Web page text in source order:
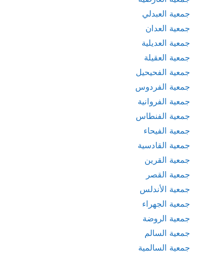
جمعية العبدلي
جمعية العدان
جمعية العديلية
جمعية العقيلة
جمعية الفحيحيل
جمعية الفردوس
جمعية الفروانية
جمعية الفنطاس
جمعية الفيحاء
جمعية القادسية
جمعية القرين
جمعية القصر
جمعية الأندلس
جمعية الجهراء
جمعية الروضة
جمعية السالم
جمعية السالمية